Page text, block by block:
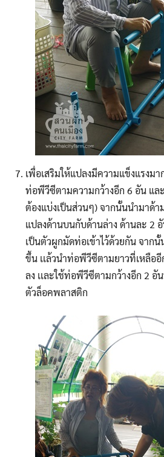
Search
เพื่อเสริมให้แปลงมีความแข็งแรงม
ท่อพีวีซีตามความกว้างอีก 6 อัน แล
ต้องแบ่งเป็นส่วนๆ) จากนั้นนำมาด้า
แปลงด้านบนกับด้านล่าง ด้านละ 2
เป็นตัวผูกมัดท่อเข้าไว้ด้วยกัน จากนั้
ขึ้น เเล้วนำท่อพีวีซีตามยาวที่เหลือ
ลง เเละใช้ท่อพีวีซีตามกว้างอีก 2 อั
ตัวล็อคพลาสติก